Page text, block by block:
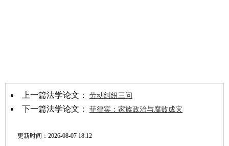
上一篇法学论文： 劳动纠纷三问
下一篇法学论文： 菲律宾：家族政治与腐败成灾
更新时间： 2026-08-07 18:12